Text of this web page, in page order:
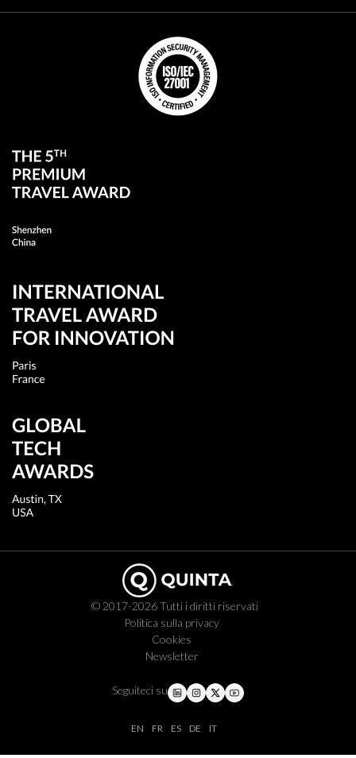
© 2017-2026 Tutti i diritti riservati
Politica sulla privacy
Cookies
Newsletter
Seguiteci su
EN FR ES DE IT